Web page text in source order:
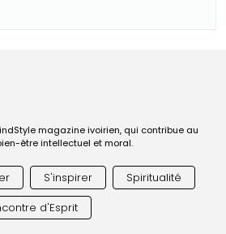
magazine ivoirien, qui contribue au
être intellectuel et moral.
S'inspirer
Spiritualité
d'Esprit